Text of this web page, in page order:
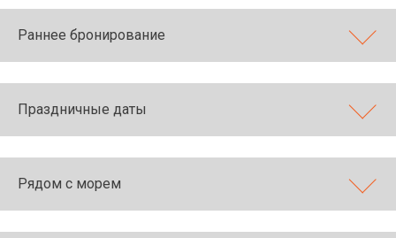
Раннее бронирование
Праздничные даты
Рядом с морем